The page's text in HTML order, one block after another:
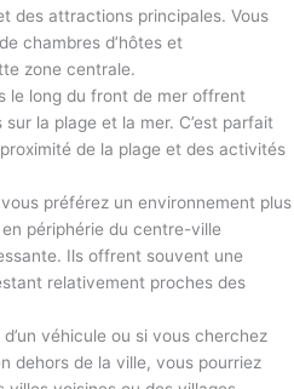
des attractions principales. Vous
chambres d’hôtes et
zone centrale.
le long du front de mer offrent
la plage et la mer. C’est parfait
de la plage et des activités
vous préférez un environnement plus
périphérie du centre-ville
Ils offrent souvent une
relativement proches des
véhicule ou si vous cherchez
dehors de la ville, vous pourriez